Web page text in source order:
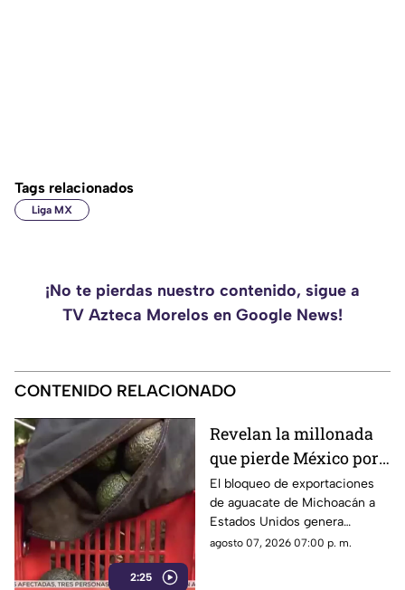
Tags relacionados
Liga MX
¡No te pierdas nuestro contenido, sigue a
TV Azteca Morelos en Google News!
CONTENIDO RELACIONADO
2:25
Revelan la millonada
que pierde México por
el bloqueo de Estados
Unidos al aguacate de
Michoacán
El bloqueo de exportaciones
de aguacate de Michoacán a
Estados Unidos genera
pérdidas millonarias.
agosto 07, 2026 07:00 p. m.